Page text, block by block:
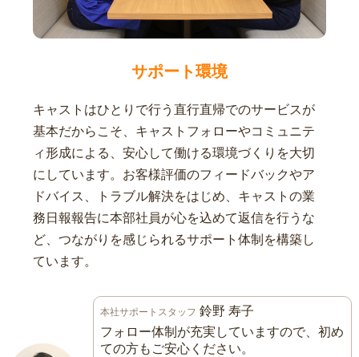
サポート環境
キャストはひとりで行う直行直帰でのサービスが
基本だからこそ、キャストフォローやコミュニテ
ィ形成による、安心して働ける環境づくりを大切
にしています。お客様評価のフィードバックやア
ドバイス、トラブル解決をはじめ、キャストの業
務日報報告に本部社員が心を込めて返信を行うな
ど、つながりを感じられるサポート体制を構築し
ています。
本社サポートスタッフ 鈴野 寿子
フォロー体制が充実していますので、初め
ての方もご安心ください。